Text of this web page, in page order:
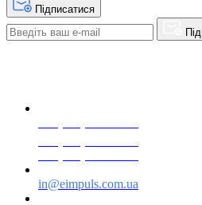
Підписатися
in@eimpuls.com.ua